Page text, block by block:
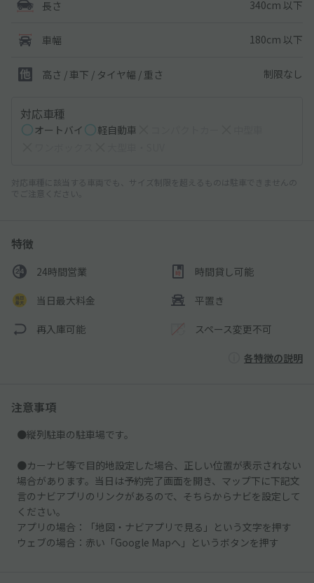
長さ 340cm 以下
車幅 180cm 以下
高さ / 車下 / タイヤ幅 / 重さ 制限なし
対応車種
オートバイ 軽自動車
対応車種に該当する車両でも、サイズ制限を超えるものは駐車できませんの
でご注意ください。
特徴
24時間営業 時間貸し可能
当日最大料金 平置き
再入庫可能 スペース変更不可
各特徴の説明
注意事項
●縦列駐車の駐車場です。
●カーナビ等で目的地設定した場合、正しい位置が表示されない
場合があります。当日は予約完了画面を開き、マップ下に下記文
言のナビアプリのリンクがあるので、そちらからナビを設定して
ください。
アプリの場合：「地図・ナビアプリで見る」という文字を押す
ウェブの場合：赤い「Google Mapへ」というボタンを押す